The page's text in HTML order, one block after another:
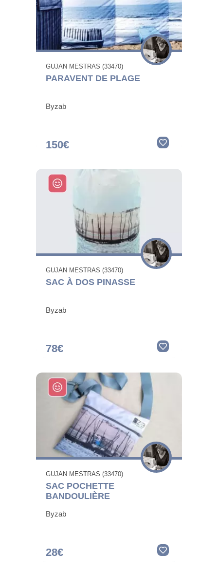
GUJAN MESTRAS (33470)
PARAVENT DE PLAGE
Byzab
150€
GUJAN MESTRAS (33470)
SAC À DOS PINASSE
Byzab
78€
GUJAN MESTRAS (33470)
SAC POCHETTE
BANDOULIÈRE
Byzab
28€